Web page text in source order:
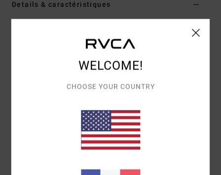
Details & caractéristiques
Code couleur
Couvrance medium
[Matière principale] 80% nylon recyclé,
Traçabilité du produit (Loi Agec)
WELCOME!
CHOOSE YOUR COUNTRY